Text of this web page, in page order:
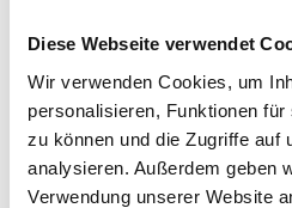
Diese Webseite verwendet
Wir verwenden Cookies, um
personalisieren, Funktionen
zu können und die Zugriffe auf
analysieren. Außerdem geben
Verwendung unserer Website
Gedächtnis einer Stadt.